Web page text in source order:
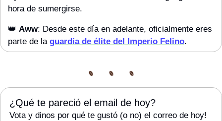
hora de sumergirse.
👑 Aww: Desde este día en adelante, oficialmente eres
parte de la guardia de élite del Imperio Felino.
¿Qué te pareció el email de hoy?
Vota y dinos por qué te gustó (o no) el correo de hoy!